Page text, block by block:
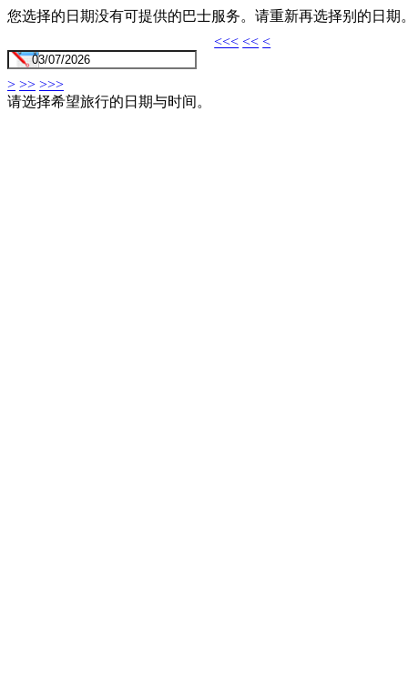
您选择的日期没有可提供的巴士服务。请重新再选择别的日期
<<< << <
> >> >>>
请选择希望旅行的日期与时间。